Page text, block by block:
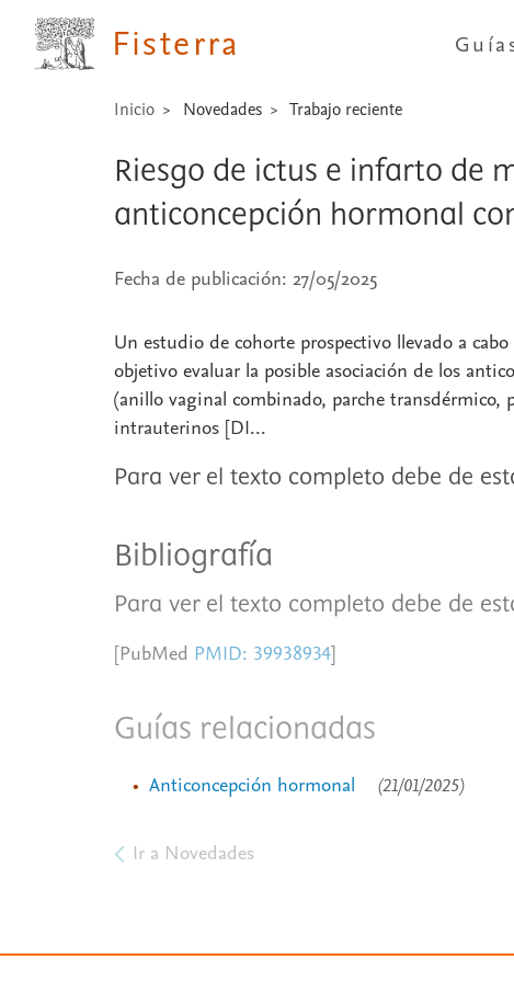
Fisterra
Inicio Novedades Trabajo reciente
Riesgo de ictus e infarto de
anticoncepción hormonal
Fecha de publicación: 27/05/2025
Un estudio de cohorte prospectivo llevado a
objetivo evaluar la posible asociación de los
(anillo vaginal combinado, parche transdérmico,
intrauterinos [DI...
Para ver el texto completo debe de
Bibliografía
Para ver el texto completo debe de
[PubMed PMID: 39938934]
Guías relacionadas
Anticoncepción hormonal (21/01/2025)
Ir a Novedades